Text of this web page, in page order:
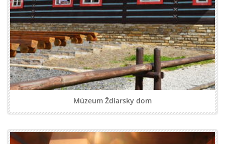
Múzeum Ždiarsky dom